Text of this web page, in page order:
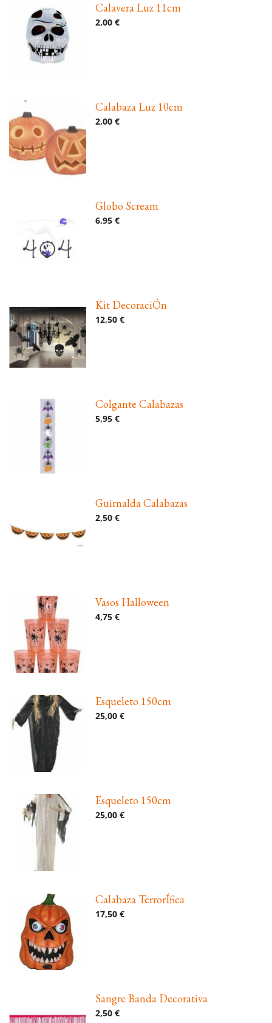
Calavera Luz 11cm
2,00 €
Calabaza Luz 10cm
2,00 €
Globo Scream
6,95 €
Kit DecoraciÓn
12,50 €
Colgante Calabazas
5,95 €
Guirnalda Calabazas
2,50 €
Vasos Halloween
4,75 €
Esqueleto 150cm
25,00 €
Esqueleto 150cm
25,00 €
Calabaza TerrorÍfica
17,50 €
Sangre Banda Decorativa
2,50 €